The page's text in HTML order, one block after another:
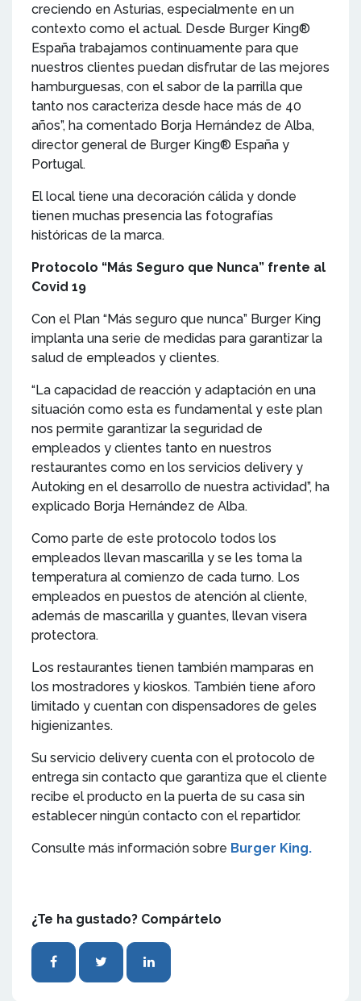
creciendo en Asturias, especialmente en un
contexto como el actual. Desde Burger King®
España trabajamos continuamente para que
nuestros clientes puedan disfrutar de las mejores
hamburguesas, con el sabor de la parrilla que
tanto nos caracteriza desde hace más de 40
años”, ha comentado Borja Hernández de Alba,
director general de Burger King® España y
Portugal.
El local tiene una decoración cálida y donde
tienen muchas presencia las fotografías
históricas de la marca.
Protocolo “Más Seguro que Nunca” frente al
Covid 19
Con el Plan “Más seguro que nunca” Burger King
implanta una serie de medidas para garantizar la
salud de empleados y clientes.
“La capacidad de reacción y adaptación en una
situación como esta es fundamental y este plan
nos permite garantizar la seguridad de
empleados y clientes tanto en nuestros
restaurantes como en los servicios delivery y
Autoking en el desarrollo de nuestra actividad”, ha
explicado Borja Hernández de Alba.
Como parte de este protocolo todos los
empleados llevan mascarilla y se les toma la
temperatura al comienzo de cada turno. Los
empleados en puestos de atención al cliente,
además de mascarilla y guantes, llevan visera
protectora.
Los restaurantes tienen también mamparas en
los mostradores y kioskos. También tiene aforo
limitado y cuentan con dispensadores de geles
higienizantes.
Su servicio delivery cuenta con el protocolo de
entrega sin contacto que garantiza que el cliente
recibe el producto en la puerta de su casa sin
establecer ningún contacto con el repartidor.
Consulte más información sobre Burger King.
¿Te ha gustado? Compártelo